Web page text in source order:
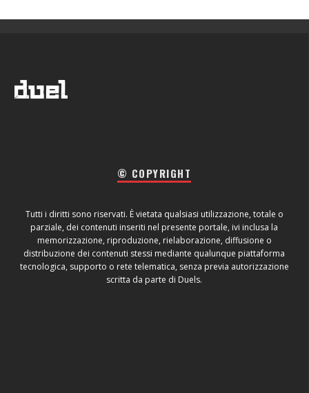
© COPYRIGHT
Tutti i diritti sono riservati. È vietata qualsiasi utilizzazione, totale o
parziale, dei contenuti inseriti nel presente portale, ivi inclusa la
memorizzazione, riproduzione, rielaborazione, diffusione o
distribuzione dei contenuti stessi mediante qualunque piattaforma
tecnologica, supporto o rete telematica, senza previa autorizzazione
scritta da parte di Duels.